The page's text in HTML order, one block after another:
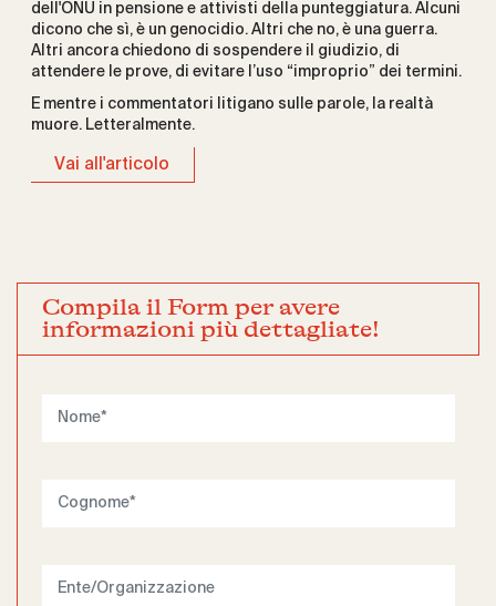
dell'ONU in pensione e attivisti della punteggiatura. Alcuni
dicono che sì, è un genocidio. Altri che no, è una guerra.
Altri ancora chiedono di sospendere il giudizio, di
attendere le prove, di evitare l’uso “improprio” dei termini.
E mentre i commentatori litigano sulle parole, la realtà
muore. Letteralmente.
Vai all'articolo
Compila il Form per avere
informazioni più dettagliate!